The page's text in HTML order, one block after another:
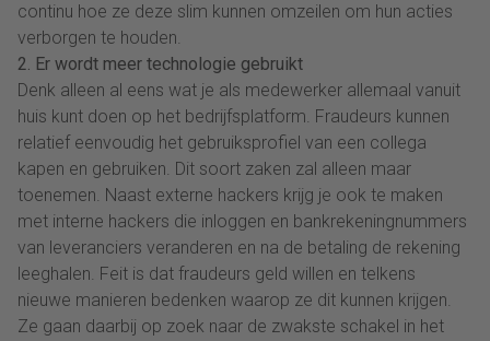
continu hoe ze deze slim kunnen omzeilen om hun acties
verborgen te houden.
2. Er wordt meer technologie gebruikt
Denk alleen al eens wat je als medewerker allemaal vanuit
huis kunt doen op het bedrijfsplatform. Fraudeurs kunnen
relatief eenvoudig het gebruiksprofiel van een collega
kapen en gebruiken. Dit soort zaken zal alleen maar
toenemen. Naast externe hackers krijg je ook te maken
met interne hackers die inloggen en bankrekeningnummers
van leveranciers veranderen en na de betaling de rekening
leeghalen. Feit is dat fraudeurs geld willen en telkens
nieuwe manieren bedenken waarop ze dit kunnen krijgen.
Ze gaan daarbij op zoek naar de zwakste schakel in het